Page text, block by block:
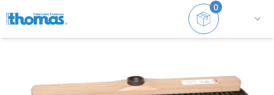
0
Accueil Intérieur/Extérieur et sols rugueux